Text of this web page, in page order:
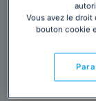
Vous avez le droit
bouton cookie